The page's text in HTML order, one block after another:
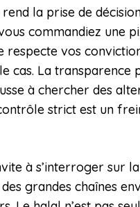
la prise de
commandiez une
respecte vos
cas. La transparence
à chercher des
strict est un
à s’interroger sur la
grandes chaînes